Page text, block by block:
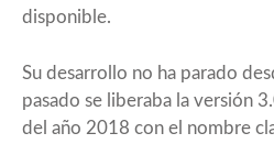
disponible.
Su desarrollo no ha parado
pasado se liberaba la versión
del año 2018 con el nombre